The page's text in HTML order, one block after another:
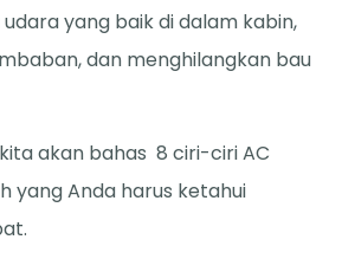
yang baik di dalam kabin,
dan menghilangkan bau
akan bahas 8 ciri-ciri AC
yang Anda harus ketahui